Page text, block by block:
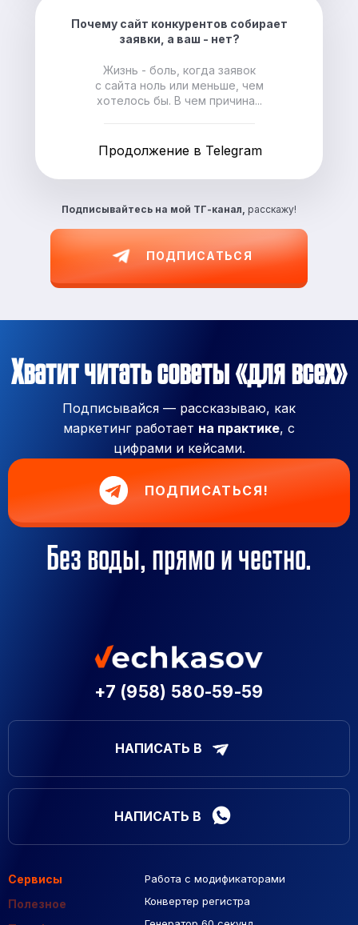
Подписывайтесь на мой ТГ-канал, расскажу!
ПОДПИСАТЬСЯ
Почему сайт конкурентов собирает
заявки, а ваш - нет?
Жизнь - боль, когда заявок
с сайта ноль или меньше, чем
хотелось бы. В чем причина...
Продолжение в Telegram
Хватит читать советы «для всех»
Подписывайся — рассказываю, как
маркетинг работает на практике, с
цифрами и кейсами.
ПОДПИСАТЬСЯ!
Без воды, прямо и честно.
+7 (958) 580-59-59
НАПИСАТЬ В
НАПИСАТЬ В
Сервисы
Полезное
Работа с модификаторами
Конвертер регистра
Подборка сайтов
Макеты Figma
Созданные сайты
Контекстная реклама